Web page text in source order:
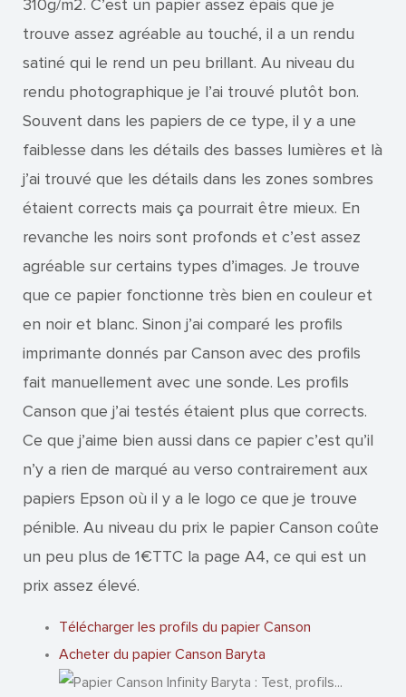
310g/m2. C’est un papier assez épais que je
trouve assez agréable au touché, il a un rendu
satiné qui le rend un peu brillant. Au niveau du
rendu photographique je l’ai trouvé plutôt bon.
Souvent dans les papiers de ce type, il y a une
faiblesse dans les détails des basses lumières et là
j’ai trouvé que les détails dans les zones sombres
étaient corrects mais ça pourrait être mieux. En
revanche les noirs sont profonds et c’est assez
agréable sur certains types d’images. Je trouve
que ce papier fonctionne très bien en couleur et
en noir et blanc. Sinon j’ai comparé les profils
imprimante donnés par Canson avec des profils
fait manuellement avec une sonde. Les profils
Canson que j’ai testés étaient plus que corrects.
Ce que j’aime bien aussi dans ce papier c’est qu’il
n’y a rien de marqué au verso contrairement aux
papiers Epson où il y a le logo ce que je trouve
pénible. Au niveau du prix le papier Canson coûte
un peu plus de 1€TTC la page A4, ce qui est un
prix assez élevé.
Télécharger les profils du papier Canson
Acheter du papier Canson Baryta